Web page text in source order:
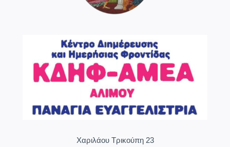
Χαριλάου Τρικούπη 23